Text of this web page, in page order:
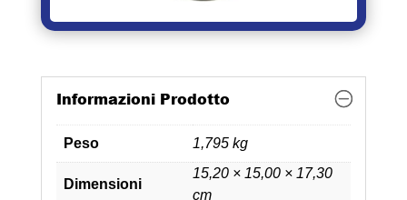
Informazioni Prodotto
Peso 1,795 kg
Dimensioni
15,20 × 15,00 × 17,30
cm